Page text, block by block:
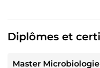
Diplômes et
Master Microbiologie